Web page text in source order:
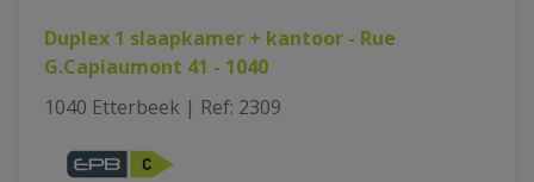
Duplex 1 slaapkamer + kantoor - Rue
G.Capiaumont 41 - 1040
1040 Etterbeek | Ref: 2309